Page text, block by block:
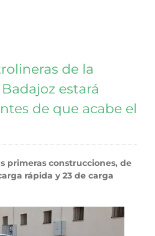
de la
estará
de que acabe el
primeras construcciones, de
rápida y 23 de carga